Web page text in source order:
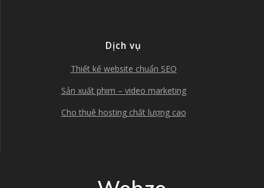
Dịch vụ
Thiết kế website chuẩn SEO
Sản xuất phim – video marketing
Cho thuê hosting chất lượng cao